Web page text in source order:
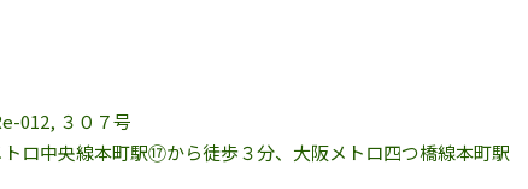
012, ３０７号
ロ中央線本町駅⑰から徒歩３分、大阪メトロ四つ橋線本町駅